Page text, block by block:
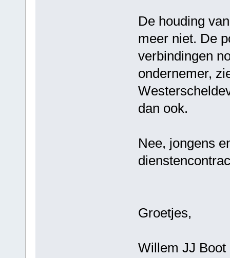
De houding
meer niet. De
verbindingen
ondernemer,
dan ook.
Nee, jongens
Groetjes,
Willem JJ Boot